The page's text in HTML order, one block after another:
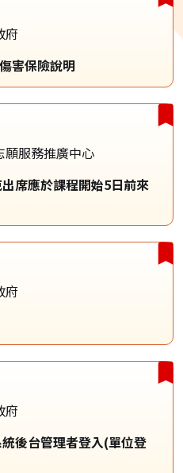
府
害保險說明
願服務推廣中心
席應於課程開始5日前來
府
府
後台管理者登入(單位登